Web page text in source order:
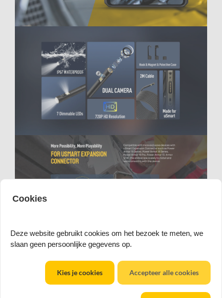
Cookies
Deze website gebruikt cookies om het bezoek te meten, we
slaan geen persoonlijke gegevens op.
Accepteer alle cookies
Kies je cookies